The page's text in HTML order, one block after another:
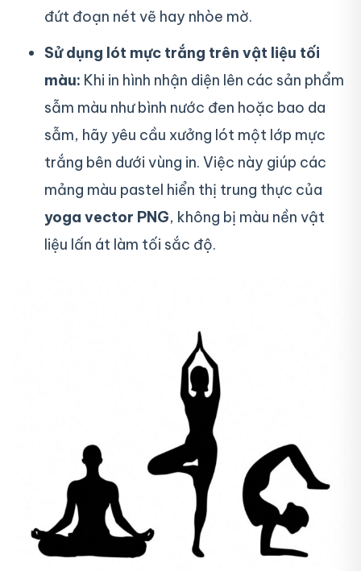
đứt đoạn nét vẽ hay nhòe mờ.
Sử dụng lót mực trắng trên vật liệu tối
màu: Khi in hình nhận diện lên các sản phẩm
sẫm màu như bình nước đen hoặc bao da
sẫm, hãy yêu cầu xưởng lót một lớp mực
trắng bên dưới vùng in. Việc này giúp các
mảng màu pastel hiển thị trung thực của
yoga vector PNG, không bị màu nền vật
liệu lấn át làm tối sắc độ.